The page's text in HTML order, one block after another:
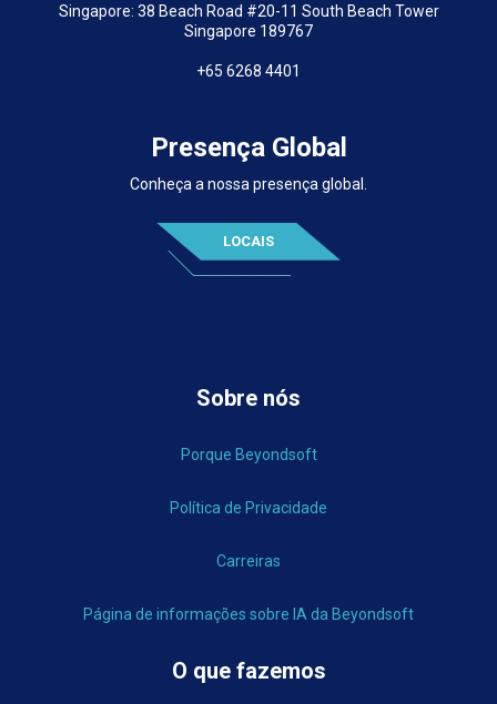
Singapore: 38 Beach Road #20-11 South Beach Tower
Singapore 189767
+65 6268 4401
Presença Global
Conheça a nossa presença global.
LOCAIS
Sobre nós
Porque Beyondsoft
Política de Privacidade
Carreiras
Página de informações sobre IA da Beyondsoft
O que fazemos